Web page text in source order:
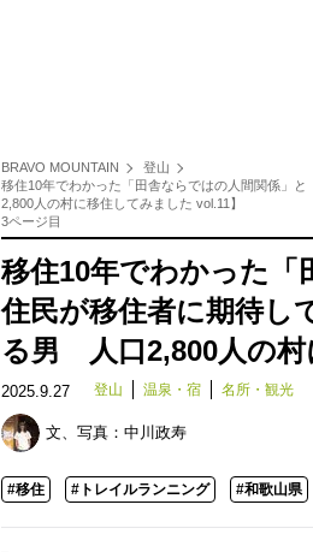
BRAVO MOUNTAIN
登山
移住10年でわかった「田舎ならではの人間関係」
2,800人の村に移住してみました vol.11】
3ページ目
移住10年でわかった「
住民が移住者に期待し
る男 人口2,800人の村
2025.9.27 登山 温泉・宿 名所・観光
文、写真： 中川政寿
#移住 #トレイルランニング #和歌山県